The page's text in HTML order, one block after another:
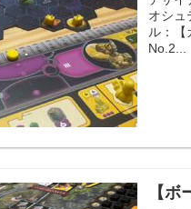
オシュ
ル：【
No.2...
【